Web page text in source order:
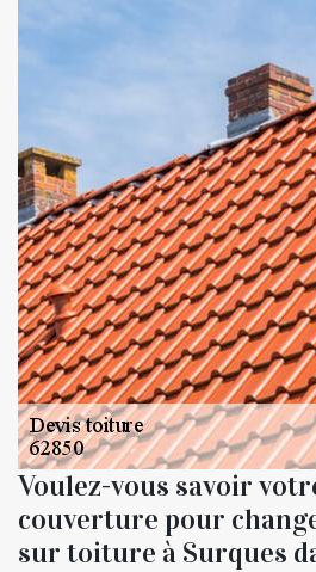
Voulez-vous savoir
couverture pour
sur toiture à Surques